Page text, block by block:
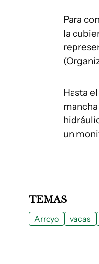
Para
la
Hasta
un
TEMAS
Arroyo vacas